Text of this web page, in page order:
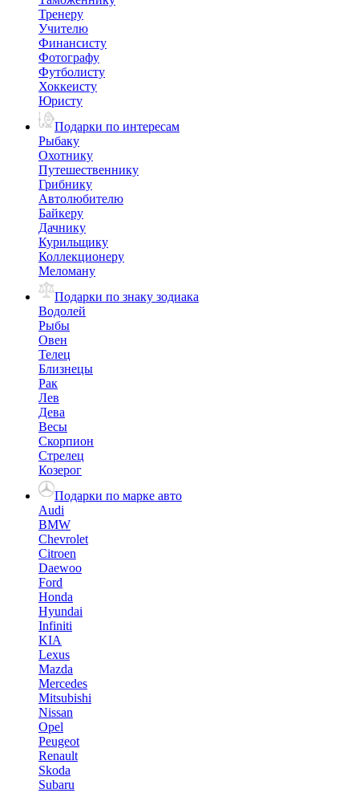
Тренеру
Учителю
Финансисту
Фотографу
Футболисту
Хоккеисту
Юристу
Подарки по интересам
Рыбаку
Охотнику
Путешественнику
Грибнику
Автолюбителю
Байкеру
Дачнику
Курильщику
Коллекционеру
Меломану
Подарки по знаку зодиака
Водолей
Рыбы
Овен
Телец
Близнецы
Рак
Лев
Дева
Весы
Скорпион
Стрелец
Козерог
Подарки по марке авто
Audi
BMW
Chevrolet
Citroen
Daewoo
Ford
Honda
Hyundai
Infiniti
KIA
Lexus
Mazda
Mercedes
Mitsubishi
Nissan
Opel
Peugeot
Renault
Skoda
Subaru